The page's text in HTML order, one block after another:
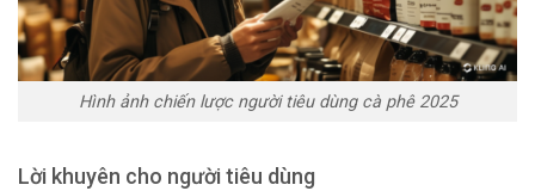
Hình ảnh chiến lược người tiêu dùng cà phê 2025
Lời khuyên cho người tiêu dùng